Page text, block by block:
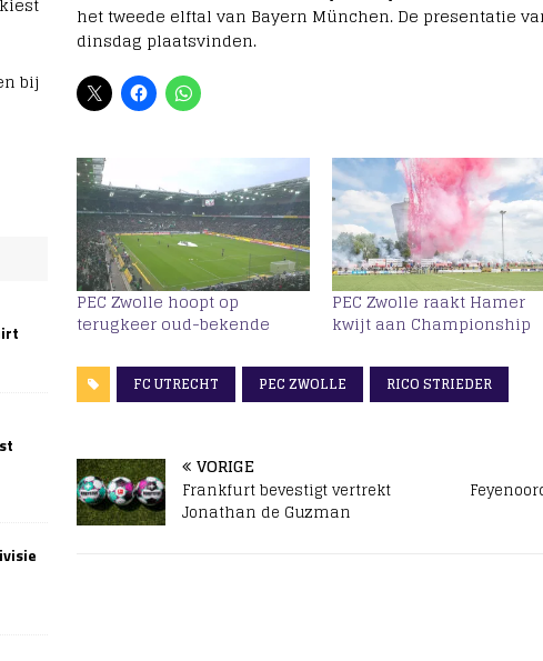
het tweede elftal van Bayern München. De presentatie
dinsdag plaatsvinden.
PEC Zwolle hoopt op
terugkeer oud-bekende
PEC Zwolle raakt Hamer
kwijt aan Championship
FC UTRECHT PEC ZWOLLE RICO STRIEDER
VORIGE
Frankfurt bevestigt vertrekt
Jonathan de Guzman
bij